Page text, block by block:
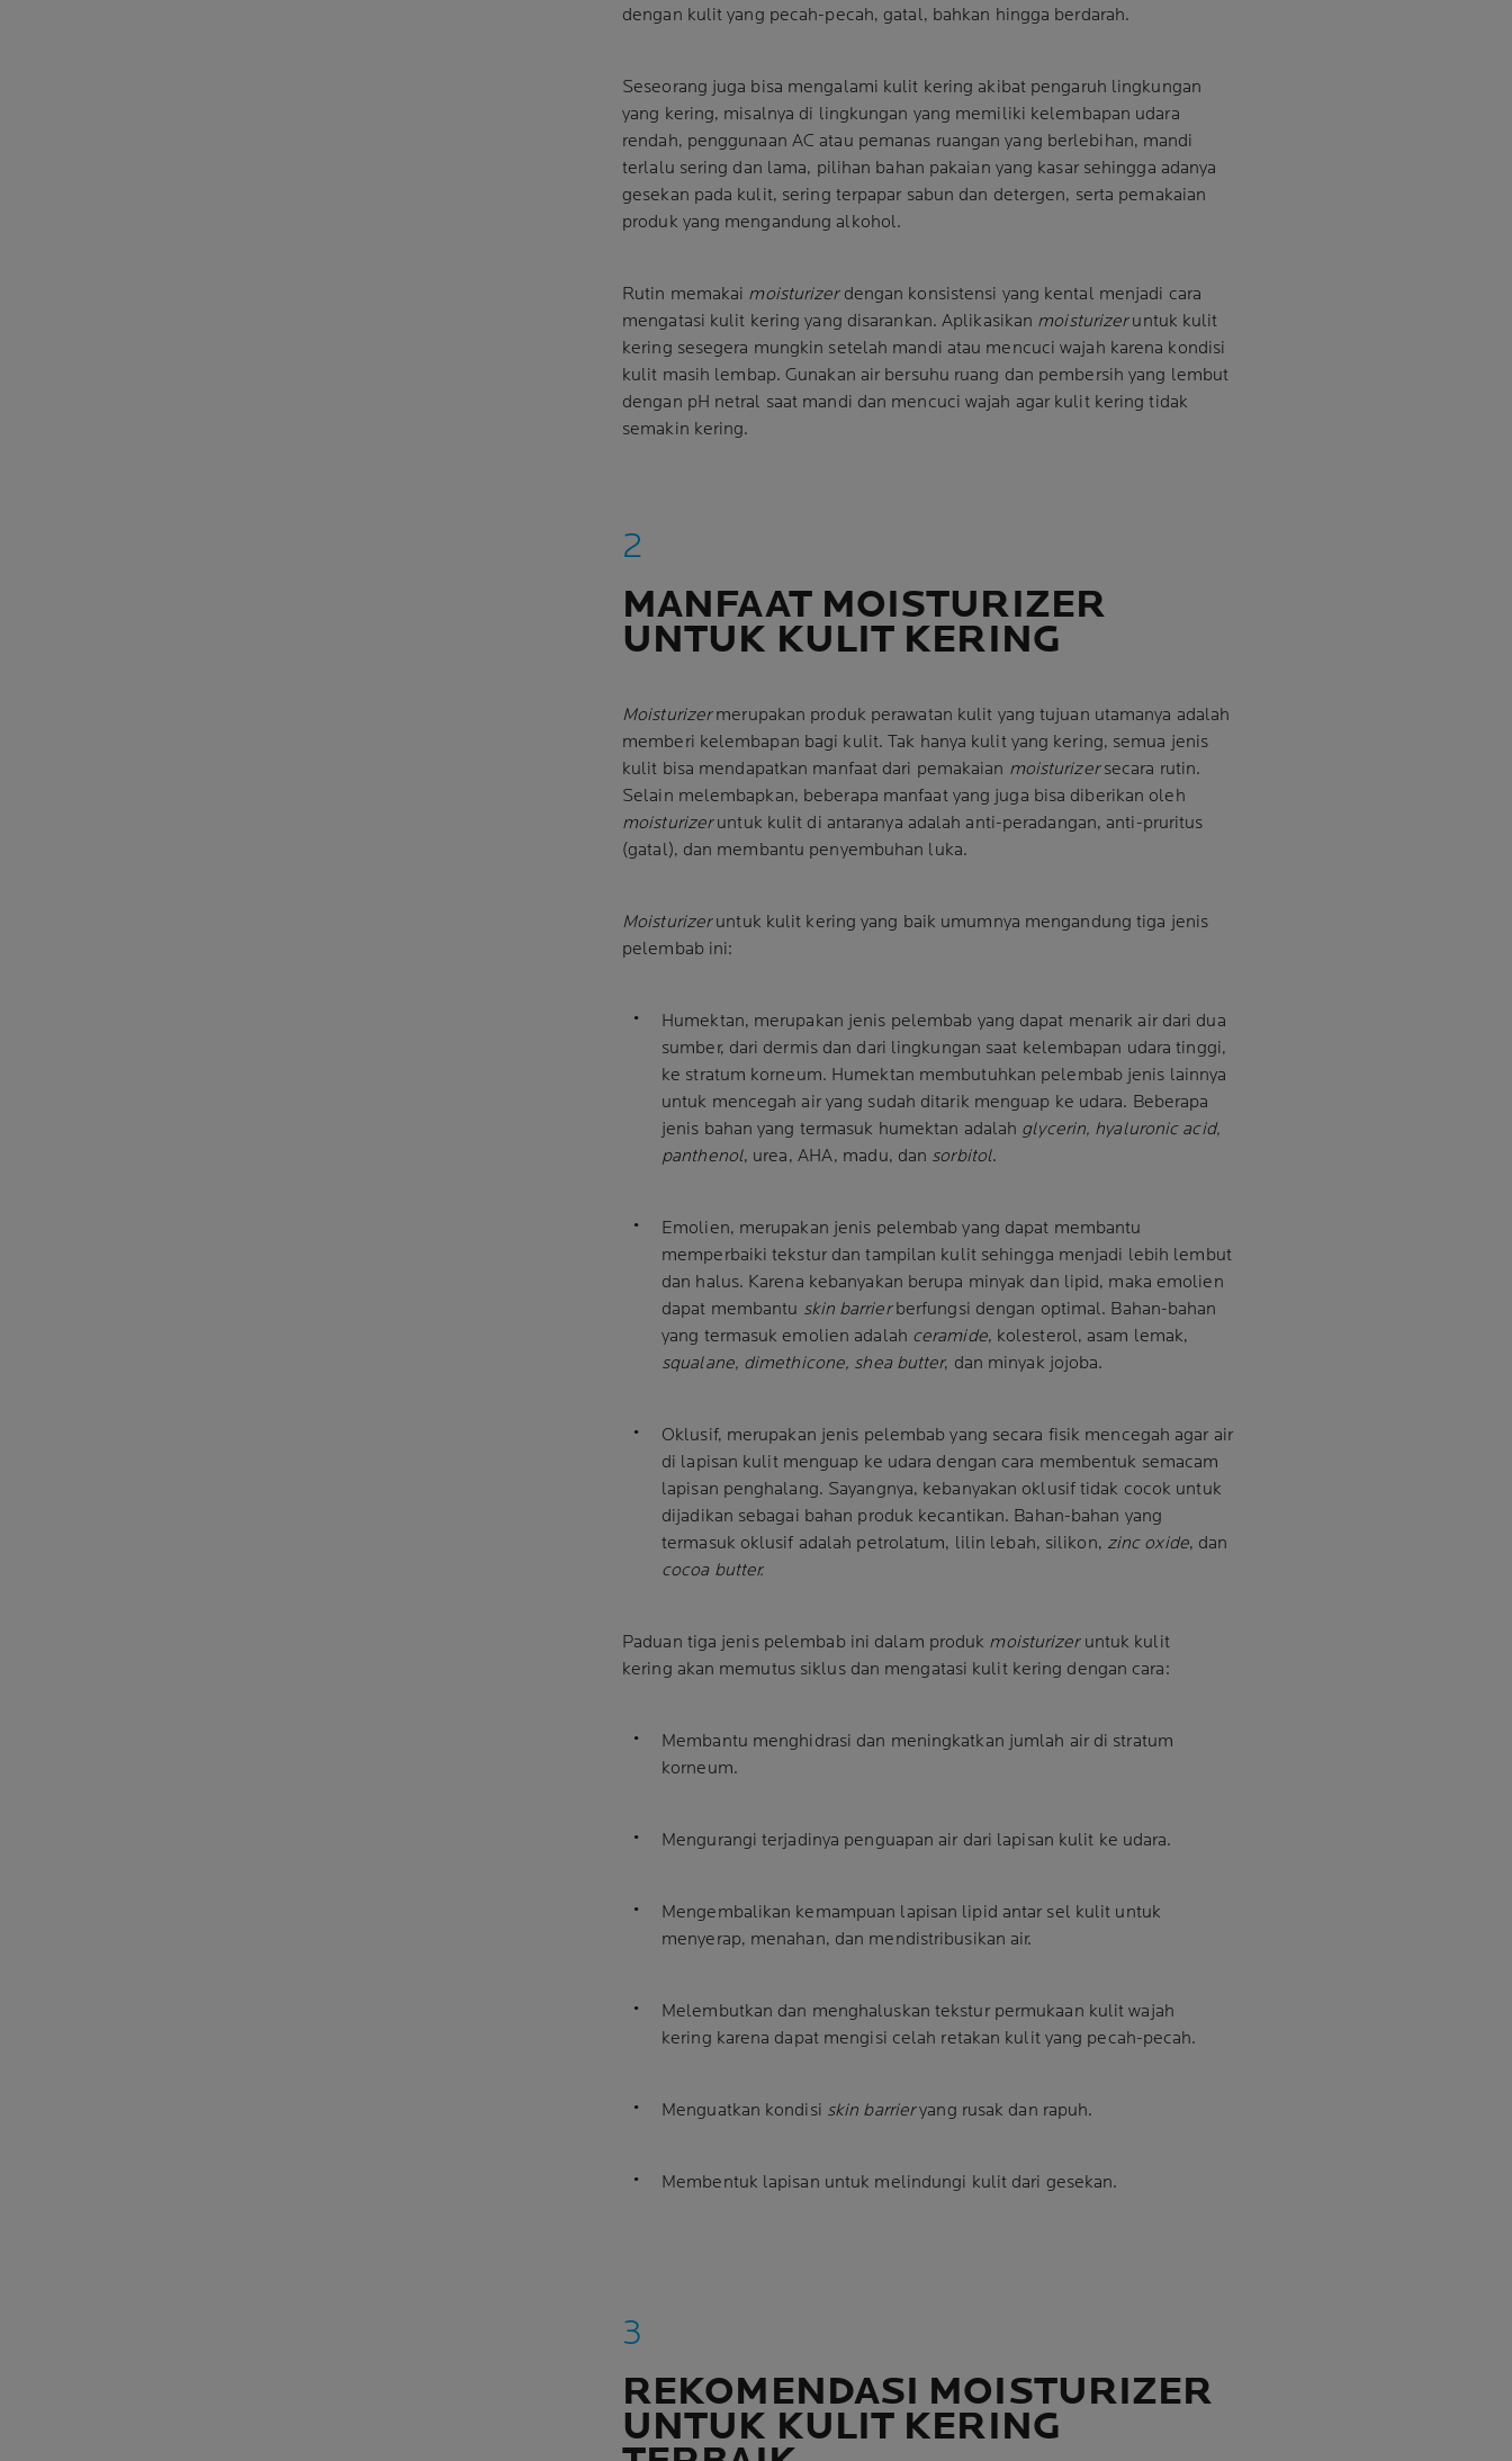
dengan kulit yang pecah-pecah, gatal, bahkan hingga berdarah.
Seseorang juga bisa mengalami kulit kering akibat pengaruh lingkungan
yang kering, misalnya di lingkungan yang memiliki kelembapan udara
rendah, penggunaan AC atau pemanas ruangan yang berlebihan, mandi
terlalu sering dan lama, pilihan bahan pakaian yang kasar sehingga adanya
gesekan pada kulit, sering terpapar sabun dan detergen, serta pemakaian
produk yang mengandung alkohol.
Rutin memakai moisturizerdengan konsistensi yang kental menjadi cara
mengatasi kulit kering yang disarankan. Aplikasikan moisturizeruntuk kulit
kering sesegera mungkin setelah mandi atau mencuci wajah karena kondisi
kulit masih lembap. Gunakan air bersuhu ruang dan pembersih yang lembut
dengan pH netral saat mandi dan mencuci wajah agar kulit kering tidak
semakin kering.
MANFAAT MOISTURIZER
UNTUK KULIT KERING
Moisturizermerupakan produk perawatan kulit yang tujuan utamanya adalah
memberi kelembapan bagi kulit. Tak hanya kulit yang kering, semua jenis
kulit bisa mendapatkan manfaat dari pemakaian moisturizersecara rutin.
Selain melembapkan, beberapa manfaat yang juga bisa diberikan oleh
moisturizeruntuk kulit di antaranya adalah anti-peradangan, anti-pruritus
(gatal), dan membantu penyembuhan luka.
Moisturizeruntuk kulit kering yang baik umumnya mengandung tiga jenis
pelembab ini:
Humektan, merupakan jenis pelembab yang dapat menarik air dari dua
sumber, dari dermis dan dari lingkungan saat kelembapan udara tinggi,
ke stratum korneum. Humektan membutuhkan pelembab jenis lainnya
untuk mencegah air yang sudah ditarik menguap ke udara. Beberapa
jenis bahan yang termasuk humektan adalah glycerin, hyaluronic acid,
panthenol, urea, AHA, madu, dan sorbitol.
Emolien, merupakan jenis pelembab yang dapat membantu
memperbaiki tekstur dan tampilan kulit sehingga menjadi lebih lembut
dan halus. Karena kebanyakan berupa minyak dan lipid, maka emolien
dapat membantu skin barrierberfungsi dengan optimal. Bahan-bahan
yang termasuk emolien adalah ceramide, kolesterol, asam lemak,
squalane, dimethicone, shea butter, dan minyak jojoba.
Oklusif, merupakan jenis pelembab yang secara fisik mencegah agar air
di lapisan kulit menguap ke udara dengan cara membentuk semacam
lapisan penghalang. Sayangnya, kebanyakan oklusif tidak cocok untuk
dijadikan sebagai bahan produk kecantikan. Bahan-bahan yang
termasuk oklusif adalah petrolatum, lilin lebah, silikon, zinc oxide, dan
cocoa butter.
Paduan tiga jenis pelembab ini dalam produk moisturizeruntuk kulit
kering akan memutus siklus dan mengatasi kulit kering dengan cara:
Membantu menghidrasi dan meningkatkan jumlah air di stratum
korneum.
Mengurangi terjadinya penguapan air dari lapisan kulit ke udara.
Mengembalikan kemampuan lapisan lipid antar sel kulit untuk
menyerap, menahan, dan mendistribusikan air.
Melembutkan dan menghaluskan tekstur permukaan kulit wajah
kering karena dapat mengisi celah retakan kulit yang pecah-pecah.
Menguatkan kondisi skin barrieryang rusak dan rapuh.
Membentuk lapisan untuk melindungi kulit dari gesekan.
REKOMENDASI MOISTURIZER
UNTUK KULIT KERING